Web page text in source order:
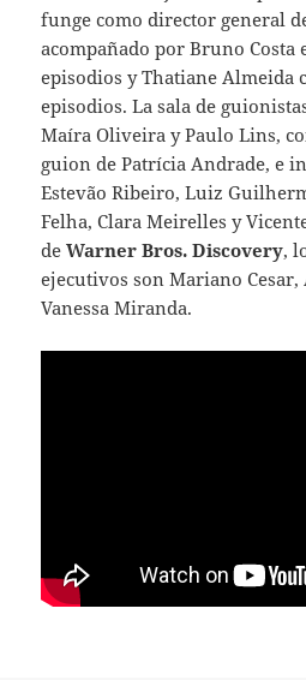
funge como director general
acompañado por Bruno Costa
episodios y Thatiane Almeida
episodios. La sala de
Maíra Oliveira y Paulo Lins,
guion de Patrícia Andrade, e
Estevão Ribeiro, Luiz
Felha, Clara Meirelles y
deWarner Bros. Discovery,
ejecutivos son Mariano
Vanessa Miranda.